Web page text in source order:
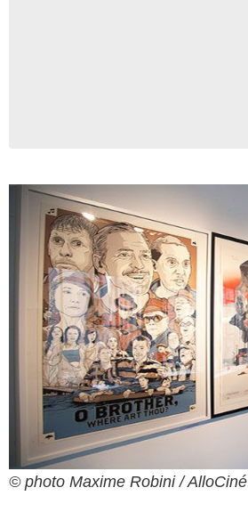
© photo Maxime Robini / AlloCiné